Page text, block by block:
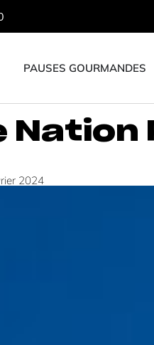
PAUSES GOURMANDES
Nation
2024